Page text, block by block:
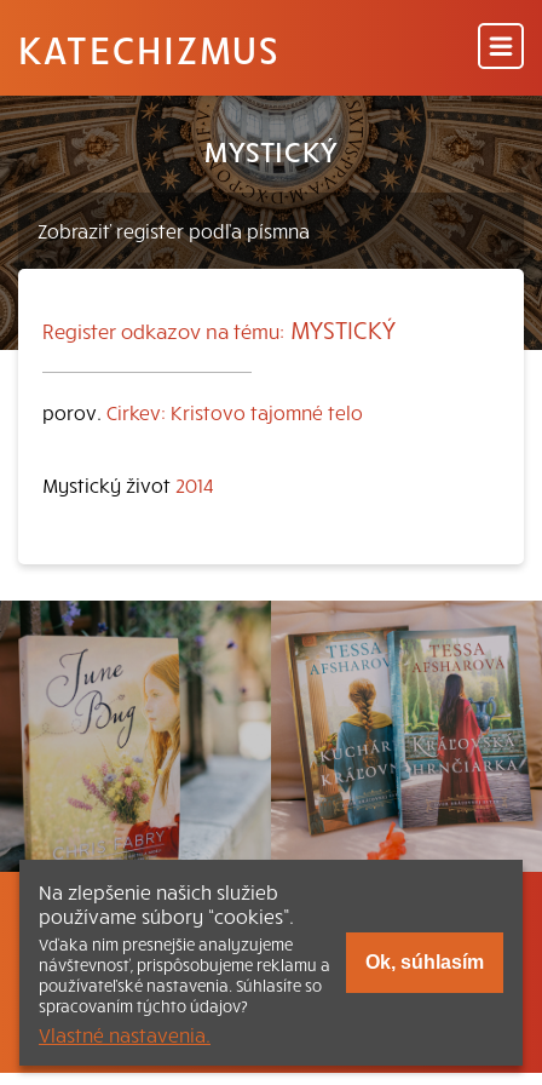
KATECHIZMUS
MYSTICKÝ
Register odkazov na tému: MYSTICKÝ
porov. Cirkev: Kristovo tajomné telo
Mystický život 2014
Listovať Obsah Dokumenty a články
Kontakt Tlačená verzia Katechizmu
© 2026 katechizmus.sk |Všetky práva vyhradené
funguje aj vďaka kresťanskému kníhkupectvu
Na zlepšenie našich služieb
používame súbory “cookies”.
Vďaka nim presnejšie analyzujeme
návštevnosť, prispôsobujeme reklamu a
používateľské nastavenia. Súhlasíte so
spracovaním týchto údajov?
Vlastné nastavenia.
Ok, súhlasím